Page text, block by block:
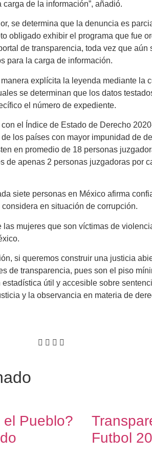
de la información”, añadió.
se determina que la denuncia es
obligado exhibir el programa que fue
de transparencia, toda vez que aún
para la carga de información.
explícita la leyenda mediante la
se determinan que los datos
el número de expediente.
el Índice de Estado de Derecho
los países con mayor impunidad de
en promedio de 18 personas
de apenas 2 personas juzgadoras por
siete personas en México afirma
en situación de corrupción.
mujeres que son víctimas de
si queremos construir una justicia
de transparencia, pues son el piso
útil y accesible sobre
y la observancia en materia de
Pueblo?
Futbol